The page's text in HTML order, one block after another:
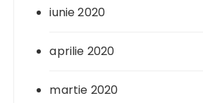
iunie 2020
aprilie 2020
martie 2020